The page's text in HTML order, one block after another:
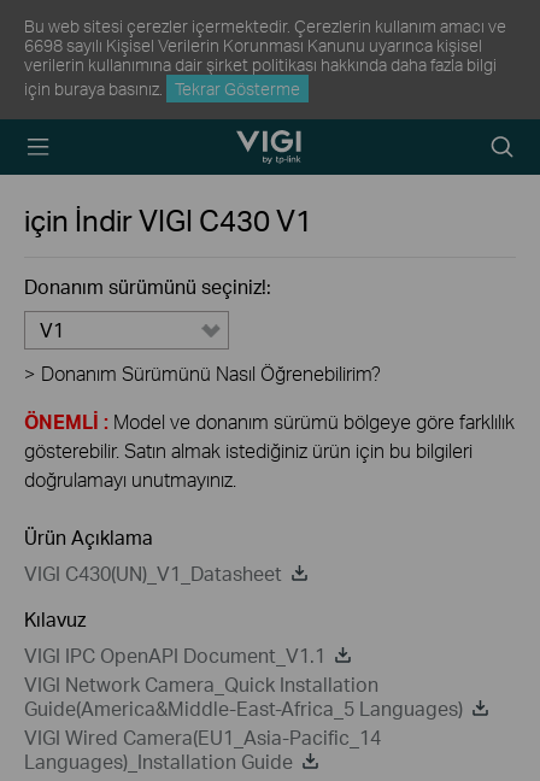
Bu web sitesi çerezler içermektedir. Çerezlerin kullanım amacı ve
6698 sayılı Kişisel Verilerin Korunması Kanunu uyarınca kişisel
verilerin kullanımına dair şirket politikası hakkında daha fazla bilgi
için buraya basınız. Tekrar Gösterme
TP-Link, Reliably
Arama
için İndirVIGI C430V1
Donanım sürümünü seçiniz!:
V1
> Donanım Sürümünü Nasıl Öğrenebilirim?
ÖNEMLİ : Model ve donanım sürümü bölgeye göre farklılık
gösterebilir. Satın almak istediğiniz ürün için bu bilgileri
doğrulamayı unutmayınız.
Ürün Açıklama
VIGI C430(UN)_V1_Datasheet
Kılavuz
VIGI IPC OpenAPI Document_V1.1
VIGI Network Camera_Quick Installation
Guide(America&Middle-East-Africa_5 Languages)
VIGI Wired Camera(EU1_Asia-Pacific_14
Languages)_Installation Guide